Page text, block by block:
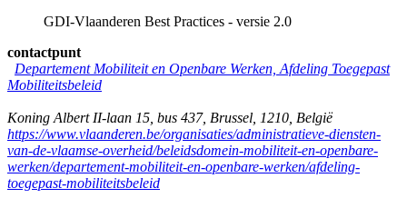
GDI-Vlaanderen Best Practices - versie 2.0
contactpunt
Departement Mobiliteit en Openbare Werken, Afdeling Toegepast
Mobiliteitsbeleid
Koning Albert II-laan 15, bus 437, Brussel 1210 België
https://www.vlaanderen.be/organisaties/administratieve-diensten-
van-de-vlaamse-overheid/beleidsdomein-mobiliteit-en-openbare-
werken/departement-mobiliteit-en-openbare-werken/afdeling-
toegepast-mobiliteitsbeleid